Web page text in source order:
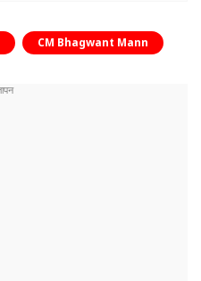
CM Bhagwant Mann